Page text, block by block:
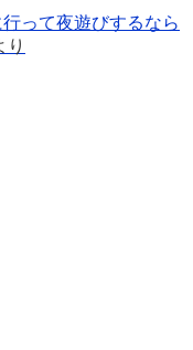
って夜遊びするなら
り